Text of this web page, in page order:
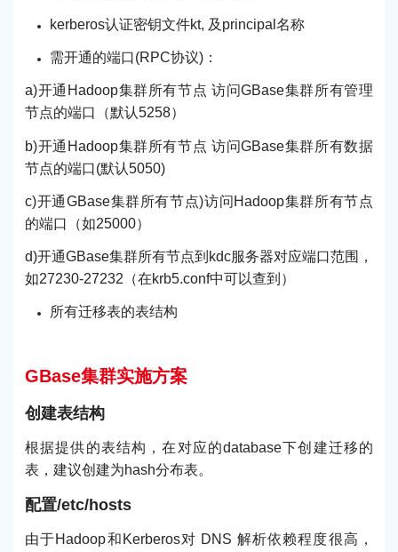
kerberos认证密钥文件kt, 及principal名称
需开通的端口(RPC协议)：
a)开通Hadoop集群所有节点 访问GBase集群所有管理
节点的端口（默认5258）
b)开通Hadoop集群所有节点 访问GBase集群所有数据
节点的端口(默认5050)
c)开通GBase集群所有节点)访问Hadoop集群所有节点
的端口（如25000）
d)开通GBase集群所有节点到kdc服务器对应端口范围，
如27230-27232（在krb5.conf中可以查到）
所有迁移表的表结构
GBase集群实施方案
创建表结构
根据提供的表结构，在对应的database下创建迁移的
表，建议创建为hash分布表。
配置/etc/hosts
由于Hadoop和Kerberos对 DNS 解析依赖程度很高，